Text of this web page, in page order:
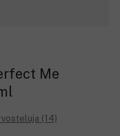
Me
(14)